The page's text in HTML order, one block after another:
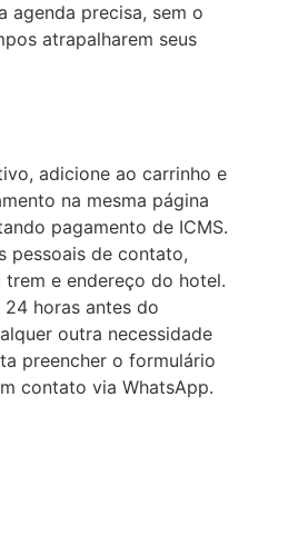
agenda precisa, sem o
atrapalharem seus
adicione ao carrinho e
na mesma página
pagamento de ICMS.
pessoais de contato,
e endereço do hotel.
24 horas antes do
outra necessidade
preencher o formulário
contato via WhatsApp.